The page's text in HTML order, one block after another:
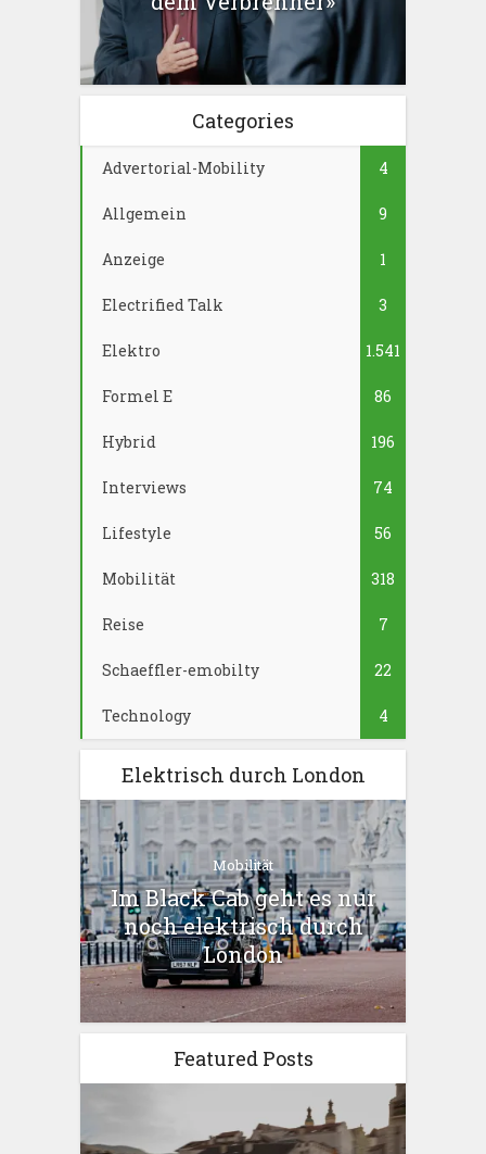
Categories
Advertorial-Mobility 4
Allgemein 9
Anzeige 1
Electrified Talk 3
Elektro 1.541
Formel E 86
Hybrid 196
Interviews 74
Lifestyle 56
Mobilität 318
Reise 7
Schaeffler-emobilty 22
Technology 4
Elektrisch durch London
Mobilität
Im Black Cab geht es nur
noch elektrisch durch
London
Featured Posts